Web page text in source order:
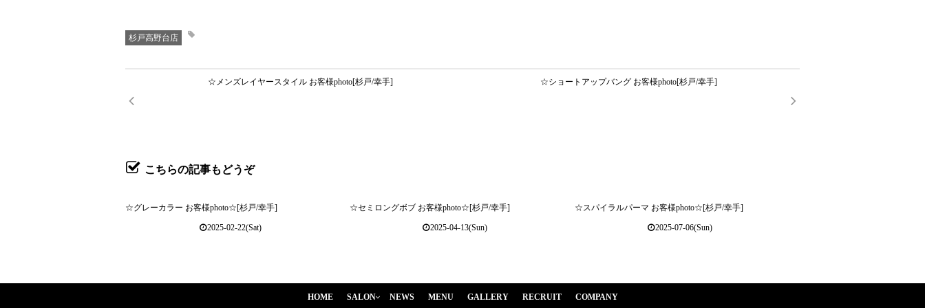
杉戸高野台店
☆メンズレイヤースタイル お客様photo[杉戸/幸手] ☆ショートアップバング お客様photo[杉戸/幸手]
こちらの記事もどうぞ
☆グレーカラー お客様photo☆[杉戸/幸手]
2025-02-22(Sat)
☆セミロングボブ お客様photo☆[杉戸/幸手]
2025-04-13(Sun)
☆スパイラルパーマ お客様photo☆[杉戸/幸手]
2025-07-06(Sun)
HOME SALON NEWS MENU GALLERY RECRUIT COMPANY